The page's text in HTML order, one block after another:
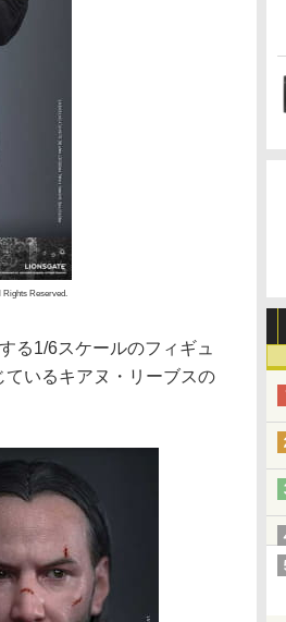
Rights Reserved.
る1/6スケールのフィギュ
いるキアヌ・リーブスの